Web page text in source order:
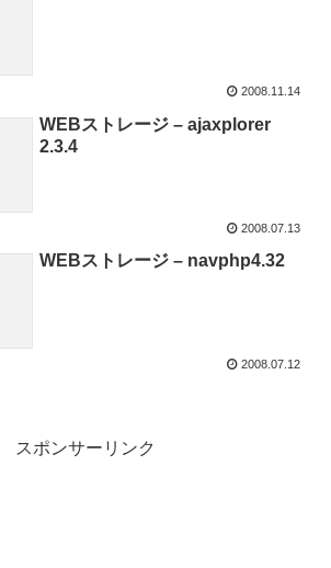
2008.11.14
WEBストレージ – ajaxplorer
2.3.4
2008.07.13
WEBストレージ – navphp4.32
2008.07.12
スポンサーリンク